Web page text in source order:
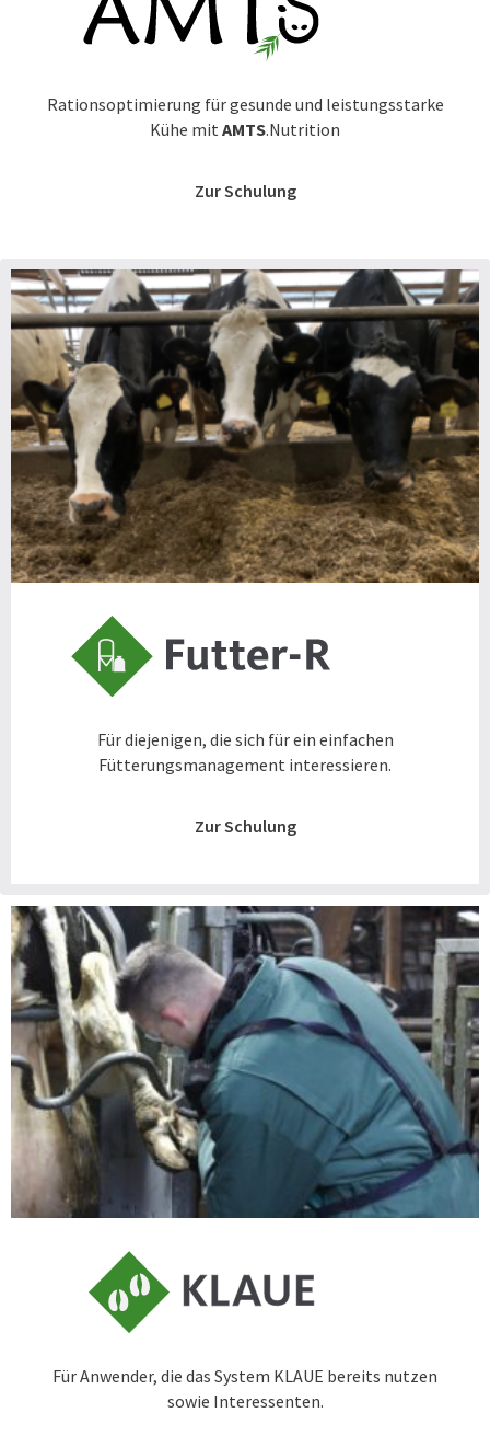
Rationsoptimierung für gesunde und leistungsstarke
Kühe mit AMTS.Nutrition
Zur Schulung
Für diejenigen, die sich für ein einfachen
Fütterungsmanagement interessieren.
Zur Schulung
Für Anwender, die das System KLAUE bereits nutzen
sowie Interessenten.